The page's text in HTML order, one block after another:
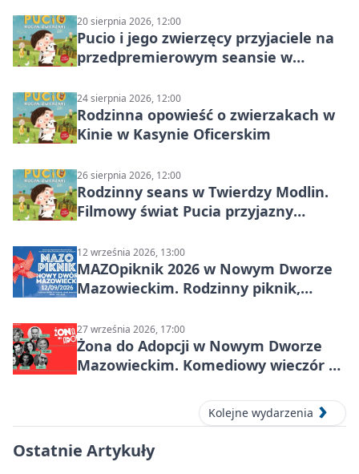
20 sierpnia 2026, 12:00
Pucio i jego zwierzęcy przyjaciele na
przedpremierowym seansie w
24 sierpnia 2026, 12:00
Rodzinna opowieść o zwierzakach w
Kinie w Kasynie Oficerskim
26 sierpnia 2026, 12:00
Rodzinny seans w Twierdzy Modlin.
Filmowy świat Pucia przyjazny
12 września 2026, 13:00
MAZOpiknik 2026 w Nowym Dworze
Mazowieckim. Rodzinny piknik,
27 września 2026, 17:00
Żona do Adopcji w Nowym Dworze
Mazowieckim. Komediowy wieczór w
Kolejne wydarzenia
Ostatnie Artykuły